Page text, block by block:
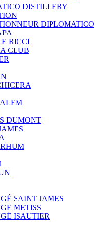
DISTILLERY
DIPLOMATICO
RICCI
CLUB
DUMONT
SAINT JAMES
METISS
ISAUTIER